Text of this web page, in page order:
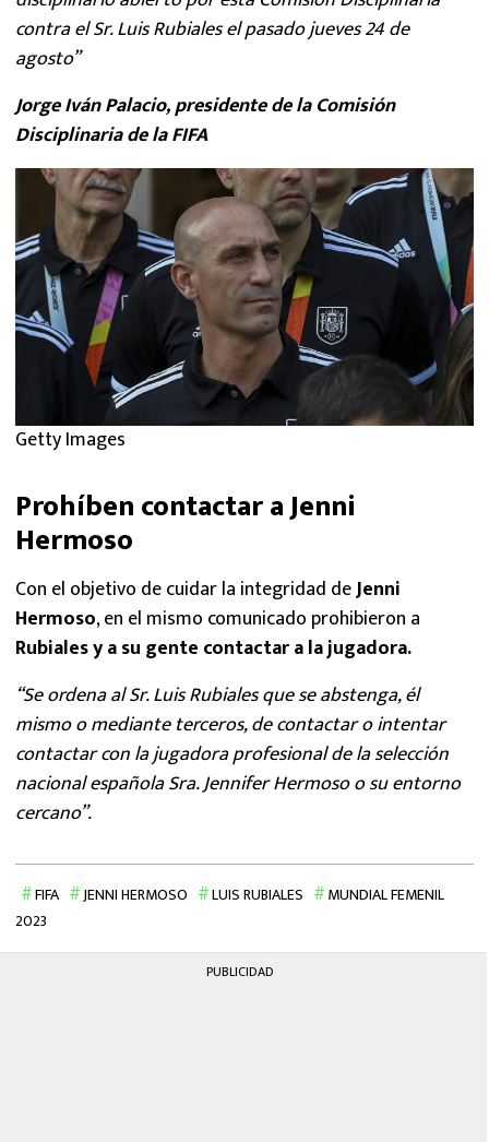
contra el Sr. Luis Rubiales el pasado jueves 24 de
agosto”
Jorge Iván Palacio, presidente de la Comisión
Disciplinaria de la FIFA
Getty Images
Prohíben contactar a Jenni
Hermoso
Con el objetivo de cuidar la integridad deJenni
Hermoso, en el mismo comunicado prohibieron a
Rubiales y a su gente contactar a la jugadora.
“Se ordena al Sr. Luis Rubiales que se abstenga, él
mismo o mediante terceros, de contactar o intentar
contactar con la jugadora profesional de la selección
nacional española Sra. Jennifer Hermoso o su entorno
cercano”.
FIFA JENNI HERMOSO LUIS RUBIALES
MUNDIAL FEMENIL
2023
PUBLICIDAD